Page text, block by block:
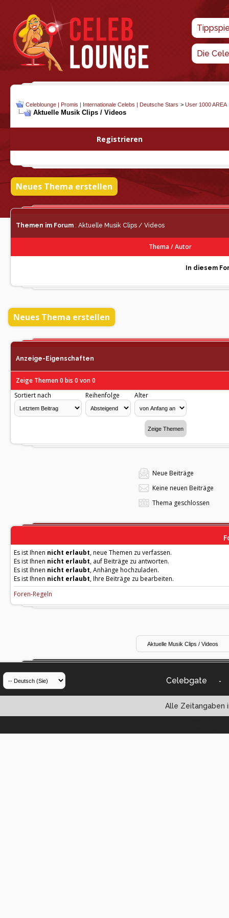
Die
Celeblounge | Promis | Internationale Celebs | Deutsche Stars > User 1000 AREA
Aktuelle Musik Clips / Videos
Registrieren
Neues Thema erstellen
Themen im Forum : Aktuelle Musik Clips / Videos
Thema/Autor
In diesem
Neues Thema erstellen
Anzeige-Eigenschaften
Zeige Themen 0 bis 0 von 0
Sortiert nach
Reihenfolge Alter
Neue Beiträge
Keine neuen Beiträge
Thema geschlossen
Es ist Ihnen nicht erlaubt, neue Themen zu verfassen.
Es ist Ihnen nicht erlaubt, auf Beiträge zu antworten.
Es ist Ihnen nicht erlaubt, Anhänge hochzuladen.
Es ist Ihnen nicht erlaubt, Ihre Beiträge zu bearbeiten.
Foren-Regeln
Celebgate -
Alle Zeitangaben